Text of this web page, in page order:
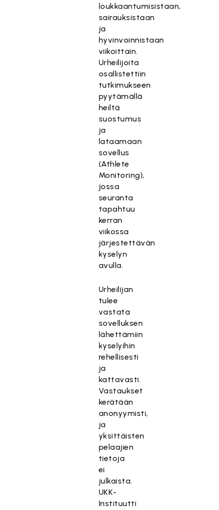
loukkaantumisistaan,
sairauksistaan
ja
hyvinvoinnistaan
viikoittain.
Urheilijoita
osallistettiin
tutkimukseen
pyytämällä
heiltä
suostumus
ja
lataamaan
sovellus
(Athlete
Monitoring),
jossa
seuranta
tapahtuu
kerran
viikossa
järjestettävän
kyselyn
avulla.
Urheilijan
tulee
vastata
sovelluksen
lähettämiin
kyselyihin
rehellisesti
ja
kattavasti.
Vastaukset
kerätään
anonyymisti,
ja
yksittäisten
pelaajien
tietoja
ei
julkaista.
UKK-
Instituutti